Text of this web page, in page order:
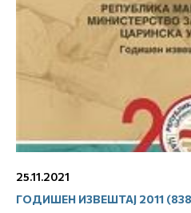
25.11.2021
ГОДИШЕН ИЗВЕШТАЈ 2011